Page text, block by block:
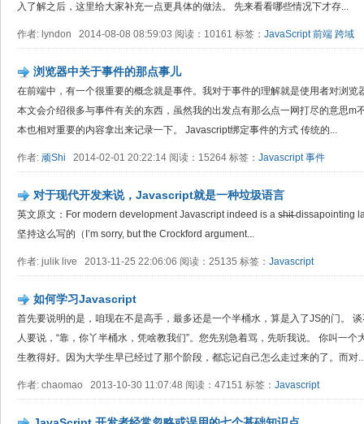
入了解之后，这里给大家补充一点更具体的做法。 先来看看哪些情况下才存...
作者: lyndon 2014-08-08 08:59:03 阅读：10161 标签： JavaScript 前端 跨域
浏览器中关于事件的那点事儿
在前端中，有一个很重要的概念就是事件。我对于事件的理解就是使用者对浏览
本文会介绍很多与事件有关的东西，虽然我的出发点有那么点一网打尽的意思m
本也相对重要的内容拿出来记录一下。 Javascript绑定事件的方式 传统的...
作者: 顽Shi 2014-02-01 20:22:14 阅读：15264 标签： Javascript 事件
对于现代开发来说，Javascript就是一种垃圾语言
英文原文：For modern development Javascript indeed is a s̶h̶i̶t̶ dissapointing
坚持这么写的（I’m sorry, but the Crockford argument...
作者: julik live 2013-11-25 22:06:06 阅读：25135 标签： Javascript
如何学习Javascript
首先要说明的是，咱现在不是高手，最多还是一个半桶水，算是入了JS的门。
人要说，“靠，你丫半桶水，凭啥教我们”。您先别急着骂，先听我说。 你叫一
生教得好。因为大学生早已经过了那个阶段，都忘记自己怎么走过来的了。而对
作者: chaomao 2013-10-30 11:07:48 阅读：47151 标签： Javascript